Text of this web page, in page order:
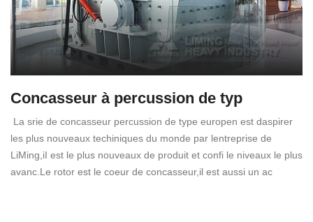
Concasseur à percussion de typ
La srie de concasseur percussion de type europen est daspirer
les plus nouveaux techiniques du monde par lentreprise de
LiMing,iI est le plus nouveaux de produit et confi le niveaux le plus
avanc.Le rotor est le coeur de concasseur,il est aussi un ac